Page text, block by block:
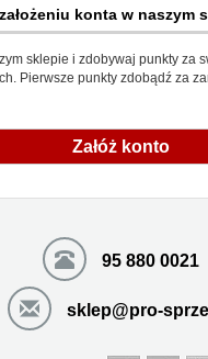
konta w naszym
sklepie i zdobywaj punkty za
Pierwsze punkty zdobądź za
Załóż konto
95 880 0021
sklep@pro-